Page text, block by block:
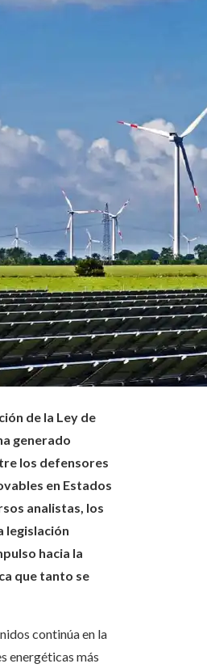
de la Ley de
generado
los defensores
en Estados
analistas, los
legislación
hacia la
que tanto se
continúa en la
energéticas más